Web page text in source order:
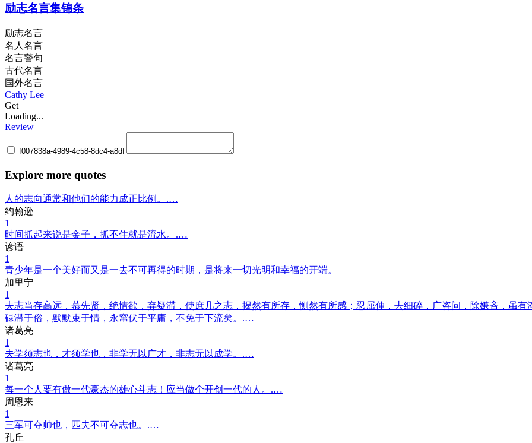
励志名言集锦条
励志名言
名人名言
名言警句
古代名言
国外名言
Cathy Lee
Get
Loading...
Review
Explore more quotes
人的志向通常和他们的能力成正比例。.…
约翰逊
1
时间抓起来说是金子，抓不住就是流水。.…
谚语
1
青少年是一个美好而又是一去不可再得的时期，是将来一切光明和幸福的开端。
加里宁
1
夫志当存高远，慕先贤，绝情欲，弃疑滞，使庶几之志，揭然有所存，恻然有所感；忍屈伸，去细碎，广咨问，除嫌吝，虽
碌滞于俗，默默束于情，永窜伏于平庸，不免于下流矣。.…
诸葛亮
1
夫学须志也，才须学也，非学无以广才，非志无以成学。.…
诸葛亮
1
每一个人要有做一代豪杰的雄心斗志！应当做个开创一代的人。.…
周恩来
1
三军可夺帅也，匹夫不可夺志也。.…
孔丘